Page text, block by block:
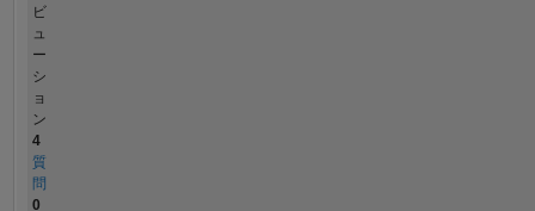
ビ
ュ
ー
シ
ョ
ン
4
質
問
0